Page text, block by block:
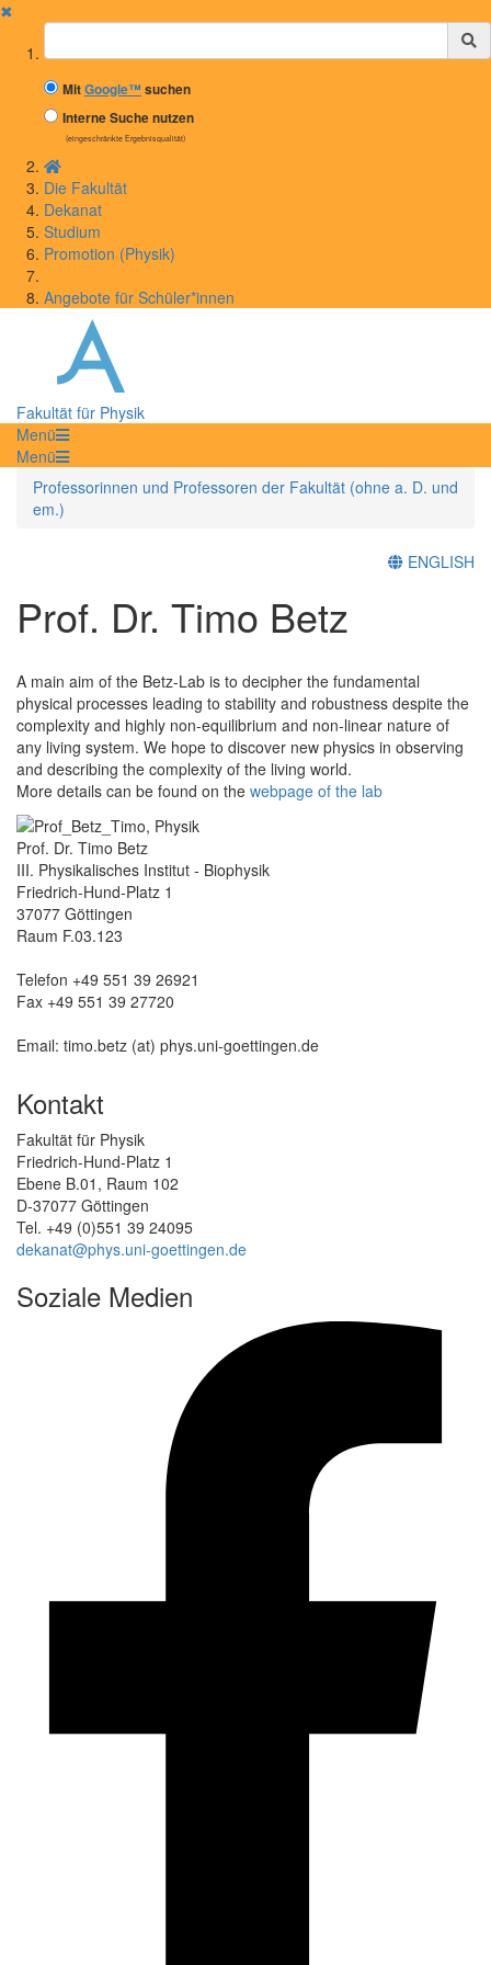
✖
Suchbegriff
MitGoogle™suchen
Interne Suche nutzen
(eingeschränkte Ergebnisqualität)
Die Fakultät
Dekanat
Studium
Promotion (Physik)
Angebote für Schüler*innen
Fakultät für Physik
Menü
Menü
Professorinnen und Professoren der Fakultät (ohne a. D. und
em.)
ENGLISH
Prof. Dr. Timo Betz
A main aim of the Betz-Lab is to decipher the fundamental
physical processes leading to stability and robustness despite the
complexity and highly non-equilibrium and non-linear nature of
any living system. We hope to discover new physics in observing
and describing the complexity of the living world.
More details can be found on the webpage of the lab
Prof. Dr. Timo Betz
III. Physikalisches Institut - Biophysik
Friedrich-Hund-Platz 1
37077 Göttingen
Raum F.03.123
Telefon +49 551 39 26921
Fax +49 551 39 27720
Email: timo.betz (at) phys.uni-goettingen.de
Kontakt
Fakultät für Physik
Friedrich-Hund-Platz 1
Ebene B.01, Raum 102
D-37077 Göttingen
Tel. +49 (0)551 39 24095
dekanat@phys.uni-goettingen.de
Soziale Medien